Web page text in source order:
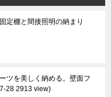
定棚と間接照明の納まり
ツを美しく納める。壁面フ
28 2913 view